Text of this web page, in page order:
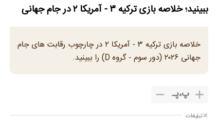
ببینید؛ خلاصه بازی ترکیه ۳ - آمریکا ۲ در جام جهانی
خلاصه بازی ترکیه ۳ - آمریکا ۲ در چارچوب رقابت های جام
جهانی ۲۰۲۶ (دور سوم - گروه D) را ببینید.
پ،پـ
تبلیغات